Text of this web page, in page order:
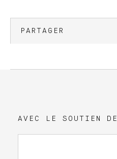
PARTAGER
AVEC LE SOUTIEN DE